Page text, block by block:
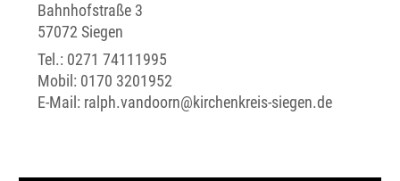
Bahnhofstraße 3
57072 Siegen
Tel.: 0271 74111995
Mobil: 0170 3201952
E-Mail: ralph.vandoorn@kirchenkreis-siegen.de